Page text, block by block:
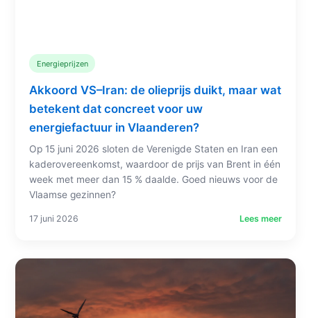
Energieprijzen
Akkoord VS–Iran: de olieprijs duikt, maar wat
betekent dat concreet voor uw
energiefactuur in Vlaanderen?
Op 15 juni 2026 sloten de Verenigde Staten en Iran een
kaderovereenkomst, waardoor de prijs van Brent in één
week met meer dan 15 % daalde. Goed nieuws voor de
Vlaamse gezinnen?
17 juni 2026 Lees meer